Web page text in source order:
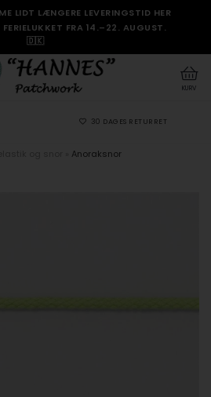
LIDT LÆNGERE LEVERINGSTID HER
FERIELUKKET FRA 14.–22. AUGUST.
🇩🇰
KURV
30 DAGES RETURRET
Anoraksnor